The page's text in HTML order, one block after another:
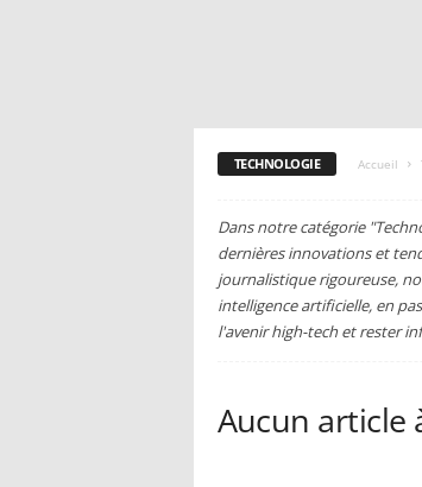
TECHNOLOGIE Accueil
Dans notre catégorie
dernières innovations et
journalistique rigoureuse,
intelligence artificielle, en
l'avenir high-tech et rester
Aucun article